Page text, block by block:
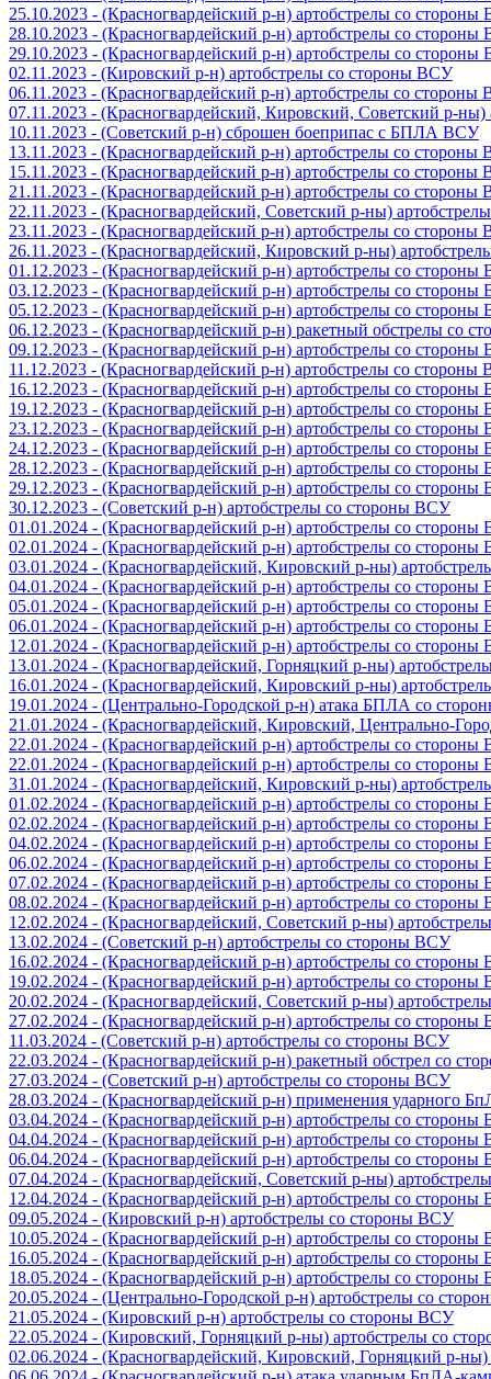
25.10.2023 - (Красногвардейский р-н) артобстрелы со
28.10.2023 - (Красногвардейский р-н) артобстрелы со
29.10.2023 - (Красногвардейский р-н) артобстрелы со
02.11.2023 - (Кировский р-н) артобстрелы со стороны ВСУ
06.11.2023 - (Красногвардейский р-н) артобстрелы со стороны
07.11.2023 - (Красногвардейский, Кировский, Советский р-
10.11.2023 - (Советский р-н) сброшен боеприпас с БПЛА ВСУ
13.11.2023 - (Красногвардейский р-н) артобстрелы со стороны
15.11.2023 - (Красногвардейский р-н) артобстрелы со стороны
21.11.2023 - (Красногвардейский р-н) артобстрелы со стороны
22.11.2023 - (Красногвардейский, Советский р-ны)
23.11.2023 - (Красногвардейский р-н) артобстрелы со стороны
26.11.2023 - (Красногвардейский, Кировский р-ны)
01.12.2023 - (Красногвардейский р-н) артобстрелы со
03.12.2023 - (Красногвардейский р-н) артобстрелы со
05.12.2023 - (Красногвардейский р-н) артобстрелы со
06.12.2023 - (Красногвардейский р-н) ракетный обстрелы со
09.12.2023 - (Красногвардейский р-н) артобстрелы со
11.12.2023 - (Красногвардейский р-н) артобстрелы со стороны
16.12.2023 - (Красногвардейский р-н) артобстрелы со
19.12.2023 - (Красногвардейский р-н) артобстрелы со
23.12.2023 - (Красногвардейский р-н) артобстрелы со
24.12.2023 - (Красногвардейский р-н) артобстрелы со
28.12.2023 - (Красногвардейский р-н) артобстрелы со
29.12.2023 - (Красногвардейский р-н) артобстрелы со
30.12.2023 - (Советский р-н) артобстрелы со стороны ВСУ
01.01.2024 - (Красногвардейский р-н) артобстрелы со
02.01.2024 - (Красногвардейский р-н) артобстрелы со
03.01.2024 - (Красногвардейский, Кировский р-ны)
04.01.2024 - (Красногвардейский р-н) артобстрелы со
05.01.2024 - (Красногвардейский р-н) артобстрелы со
06.01.2024 - (Красногвардейский р-н) артобстрелы со
12.01.2024 - (Красногвардейский р-н) артобстрелы со
13.01.2024 - (Красногвардейский, Горняцкий р-ны)
16.01.2024 - (Красногвардейский, Кировский р-ны)
19.01.2024 - (Центрально-Городской р-н) атака БПЛА со
21.01.2024 - (Красногвардейский, Кировский, Центрально-
22.01.2024 - (Красногвардейский р-н) артобстрелы со
22.01.2024 - (Красногвардейский р-н) артобстрелы со
31.01.2024 - (Красногвардейский, Кировский р-ны)
01.02.2024 - (Красногвардейский р-н) артобстрелы со
02.02.2024 - (Красногвардейский р-н) артобстрелы со
04.02.2024 - (Красногвардейский р-н) артобстрелы со
06.02.2024 - (Красногвардейский р-н) артобстрелы со
07.02.2024 - (Красногвардейский р-н) артобстрелы со
08.02.2024 - (Красногвардейский р-н) артобстрелы со
12.02.2024 - (Красногвардейский, Советский р-ны)
13.02.2024 - (Советский р-н) артобстрелы со стороны ВСУ
16.02.2024 - (Красногвардейский р-н) артобстрелы со
19.02.2024 - (Красногвардейский р-н) артобстрелы со
20.02.2024 - (Красногвардейский, Советский р-ны)
27.02.2024 - (Красногвардейский р-н) артобстрелы со
11.03.2024 - (Советский р-н) артобстрелы со стороны ВСУ
22.03.2024 - (Красногвардейский р-н) ракетный обстрел со
27.03.2024 - (Советский р-н) артобстрелы со стороны ВСУ
28.03.2024 - (Красногвардейский р-н) применения ударного
03.04.2024 - (Красногвардейский р-н) артобстрелы со
04.04.2024 - (Красногвардейский р-н) артобстрелы со
06.04.2024 - (Красногвардейский р-н) артобстрелы со
07.04.2024 - (Красногвардейский, Советский р-ны)
12.04.2024 - (Красногвардейский р-н) артобстрелы со
09.05.2024 - (Кировский р-н) артобстрелы со стороны ВСУ
10.05.2024 - (Красногвардейский р-н) артобстрелы со
16.05.2024 - (Красногвардейский р-н) артобстрелы со
18.05.2024 - (Красногвардейский р-н) артобстрелы со
20.05.2024 - (Центрально-Городской р-н) артобстрелы со
21.05.2024 - (Кировский р-н) артобстрелы со стороны ВСУ
22.05.2024 - (Кировский, Горняцкий р-ны) артобстрелы со
02.06.2024 - (Красногвардейский, Кировский, Горняцкий р-